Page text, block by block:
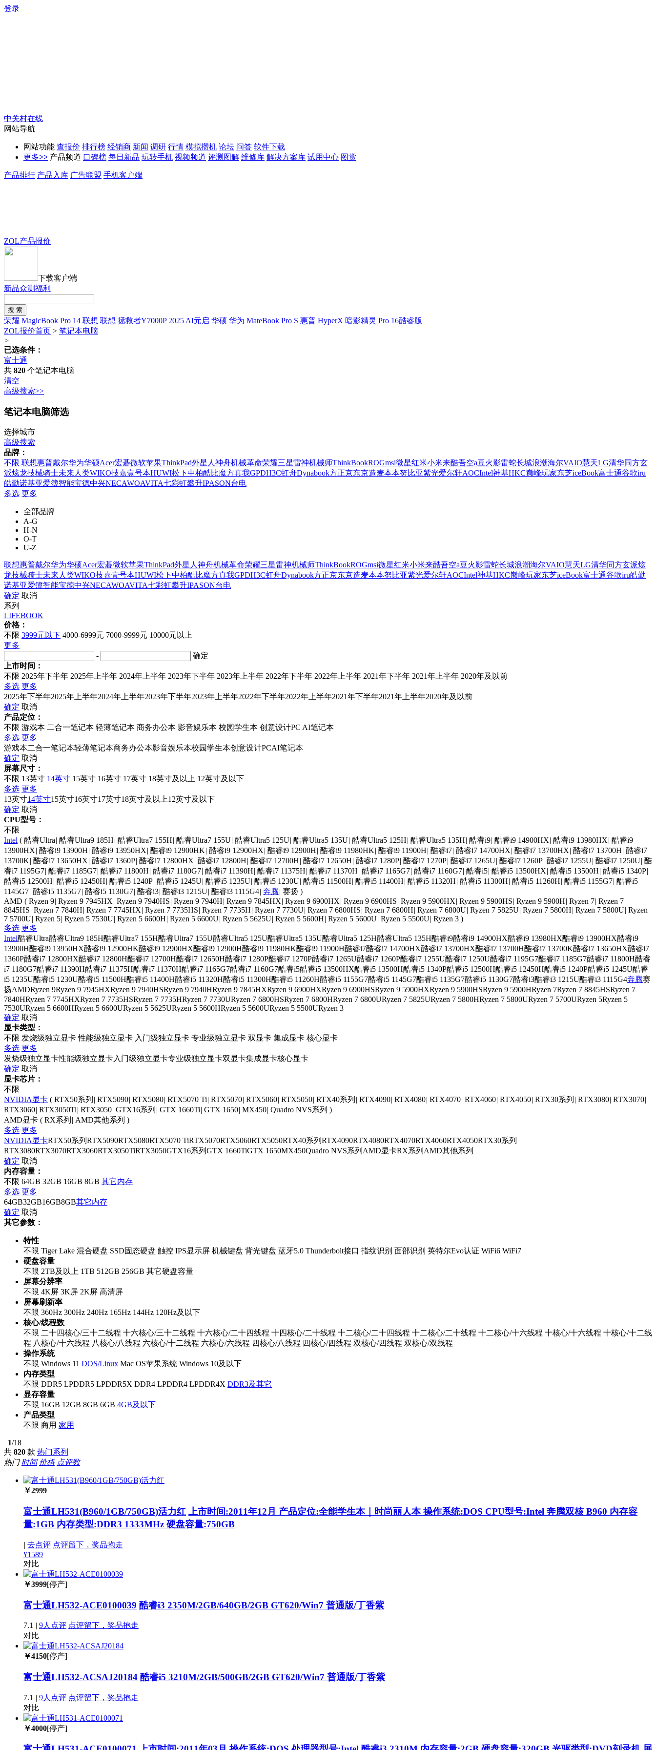
登录
中关村在线
网站导航
网站功能 查报价 排行榜 经销商 新闻 调研 行情 模拟攒机 论坛 问答 软件下载
更多>> 产品频道 口碑榜 每日新品 玩转手机 视频频道 评测图解 维修库 解决方案库 试用中心 图赏
产品排行 产品入库 广告联盟 手机客户端
ZOL产品报价
下载客户端
新品众测福利
荣耀 MagicBook Pro 14 联想 联想 拯救者Y7000P 2025 AI元启 华硕 华为 MateBook Pro S 惠普 HyperX 暗影精灵 Pro 16酷睿版
ZOL报价首页 > 笔记本电脑
>
已选条件：
富士通
共 820 个笔记本电脑
清空
高级搜索>>
笔记本电脑筛选
选择城市
高级搜索
品牌：
不限 联想惠普戴尔华为华硕Acer宏碁微软苹果ThinkPad外星人神舟机械革命荣耀三星雷神机械师ThinkBookROGmsi微星红米小米来酷吾空a豆火影雷蛇长城浪潮海尔VAIO慧天LG清华同方玄
派炫龙技械骑士未来人类WIKO技嘉壹号本HUWI松下中柏酷比魔方真我GPDH3C虹舟Dynabook方正京东京造麦本本努比亚紫光爱尔轩AOCIntel神基HKC巅峰玩家东芝iceBook富士通谷歌iru
皓勤诺基亚爱簿智能宝德中兴NECAWOAVITA七彩虹攀升IPASON台电
多选 更多
全部品牌
A-G
H-N
O-T
U-Z
联想惠普戴尔华为华硕Acer宏碁微软苹果ThinkPad外星人神舟机械革命荣耀三星雷神机械师ThinkBookROGmsi微星红米小米来酷吾空a豆火影雷蛇长城浪潮海尔VAIO慧天LG清华同方玄派炫
龙技械骑士未来人类WIKO技嘉壹号本HUWI松下中柏酷比魔方真我GPDH3C虹舟Dynabook方正京东京造麦本本努比亚紫光爱尔轩AOCIntel神基HKC巅峰玩家东芝iceBook富士通谷歌iru皓勤
诺基亚爱簿智能宝德中兴NECAWOAVITA七彩虹攀升IPASON台电
确定 取消
系列
LIFEBOOK
价格：
不限 3999元以下 4000-6999元 7000-9999元 10000元以上
更多
-
确定
上市时间：
不限 2025年下半年 2025年上半年 2024年上半年 2023年下半年 2023年上半年 2022年下半年 2022年上半年 2021年下半年 2021年上半年 2020年及以前
多选 更多
2025年下半年2025年上半年2024年上半年2023年下半年2023年上半年2022年下半年2022年上半年2021年下半年2021年上半年2020年及以前
确定 取消
产品定位：
不限 游戏本 二合一笔记本 轻薄笔记本 商务办公本 影音娱乐本 校园学生本 创意设计PC AI笔记本
多选 更多
游戏本二合一笔记本轻薄笔记本商务办公本影音娱乐本校园学生本创意设计PCAI笔记本
确定 取消
屏幕尺寸：
不限 13英寸 14英寸 15英寸 16英寸 17英寸 18英寸及以上 12英寸及以下
多选 更多
13英寸14英寸15英寸16英寸17英寸18英寸及以上12英寸及以下
确定 取消
CPU型号：
不限
Intel ( 酷睿Ultra| 酷睿Ultra9 185H| 酷睿Ultra7 155H| 酷睿Ultra7 155U| 酷睿Ultra5 125U| 酷睿Ultra5 135U| 酷睿Ultra5 125H| 酷睿Ultra5 135H| 酷睿i9| 酷睿i9 14900HX| 酷睿i9 13980HX| 酷睿i9
13900HX| 酷睿i9 13900H| 酷睿i9 13950HX| 酷睿i9 12900HK| 酷睿i9 12900HX| 酷睿i9 12900H| 酷睿i9 11980HK| 酷睿i9 11900H| 酷睿i7| 酷睿i7 14700HX| 酷睿i7 13700HX| 酷睿i7 13700H| 酷睿i7
13700K| 酷睿i7 13650HX| 酷睿i7 1360P| 酷睿i7 12800HX| 酷睿i7 12800H| 酷睿i7 12700H| 酷睿i7 12650H| 酷睿i7 1280P| 酷睿i7 1270P| 酷睿i7 1265U| 酷睿i7 1260P| 酷睿i7 1255U| 酷睿i7 1250U| 酷
睿i7 1195G7| 酷睿i7 1185G7| 酷睿i7 11800H| 酷睿i7 1180G7| 酷睿i7 11390H| 酷睿i7 11375H| 酷睿i7 11370H| 酷睿i7 1165G7| 酷睿i7 1160G7| 酷睿i5| 酷睿i5 13500HX| 酷睿i5 13500H| 酷睿i5 1340P|
酷睿i5 12500H| 酷睿i5 12450H| 酷睿i5 1240P| 酷睿i5 1245U| 酷睿i5 1235U| 酷睿i5 1230U| 酷睿i5 11500H| 酷睿i5 11400H| 酷睿i5 11320H| 酷睿i5 11300H| 酷睿i5 11260H| 酷睿i5 1155G7| 酷睿i5
1145G7| 酷睿i5 1135G7| 酷睿i5 1130G7| 酷睿i3| 酷睿i3 1215U| 酷睿i3 1115G4| 奔腾| 赛扬 )
AMD ( Ryzen 9| Ryzen 9 7945HX| Ryzen 9 7940HS| Ryzen 9 7940H| Ryzen 9 7845HX| Ryzen 9 6900HX| Ryzen 9 6900HS| Ryzen 9 5900HX| Ryzen 9 5900HS| Ryzen 9 5900H| Ryzen 7| Ryzen 7
8845HS| Ryzen 7 7840H| Ryzen 7 7745HX| Ryzen 7 7735HS| Ryzen 7 7735H| Ryzen 7 7730U| Ryzen 7 6800HS| Ryzen 7 6800H| Ryzen 7 6800U| Ryzen 7 5825U| Ryzen 7 5800H| Ryzen 7 5800U| Ryzen
7 5700U| Ryzen 5| Ryzen 5 7530U| Ryzen 5 6600H| Ryzen 5 6600U| Ryzen 5 5625U| Ryzen 5 5600H| Ryzen 5 5600U| Ryzen 5 5500U| Ryzen 3 )
多选 更多
Intel酷睿Ultra酷睿Ultra9 185H酷睿Ultra7 155H酷睿Ultra7 155U酷睿Ultra5 125U酷睿Ultra5 135U酷睿Ultra5 125H酷睿Ultra5 135H酷睿i9酷睿i9 14900HX酷睿i9 13980HX酷睿i9 13900HX酷睿i9
13900H酷睿i9 13950HX酷睿i9 12900HK酷睿i9 12900HX酷睿i9 12900H酷睿i9 11980HK酷睿i9 11900H酷睿i7酷睿i7 14700HX酷睿i7 13700HX酷睿i7 13700H酷睿i7 13700K酷睿i7 13650HX酷睿i7
1360P酷睿i7 12800HX酷睿i7 12800H酷睿i7 12700H酷睿i7 12650H酷睿i7 1280P酷睿i7 1270P酷睿i7 1265U酷睿i7 1260P酷睿i7 1255U酷睿i7 1250U酷睿i7 1195G7酷睿i7 1185G7酷睿i7 11800H酷睿
i7 1180G7酷睿i7 11390H酷睿i7 11375H酷睿i7 11370H酷睿i7 1165G7酷睿i7 1160G7酷睿i5酷睿i5 13500HX酷睿i5 13500H酷睿i5 1340P酷睿i5 12500H酷睿i5 12450H酷睿i5 1240P酷睿i5 1245U酷睿
i5 1235U酷睿i5 1230U酷睿i5 11500H酷睿i5 11400H酷睿i5 11320H酷睿i5 11300H酷睿i5 11260H酷睿i5 1155G7酷睿i5 1145G7酷睿i5 1135G7酷睿i5 1130G7酷睿i3酷睿i3 1215U酷睿i3 1115G4奔腾赛
扬AMDRyzen 9Ryzen 9 7945HXRyzen 9 7940HSRyzen 9 7940HRyzen 9 7845HXRyzen 9 6900HXRyzen 9 6900HSRyzen 9 5900HXRyzen 9 5900HSRyzen 9 5900HRyzen 7Ryzen 7 8845HSRyzen 7
7840HRyzen 7 7745HXRyzen 7 7735HSRyzen 7 7735HRyzen 7 7730URyzen 7 6800HSRyzen 7 6800HRyzen 7 6800URyzen 7 5825URyzen 7 5800HRyzen 7 5800URyzen 7 5700URyzen 5Ryzen 5
7530URyzen 5 6600HRyzen 5 6600URyzen 5 5625URyzen 5 5600HRyzen 5 5600URyzen 5 5500URyzen 3
确定 取消
显卡类型：
不限 发烧级独立显卡 性能级独立显卡 入门级独立显卡 专业级独立显卡 双显卡 集成显卡 核心显卡
多选 更多
发烧级独立显卡性能级独立显卡入门级独立显卡专业级独立显卡双显卡集成显卡核心显卡
确定 取消
显卡芯片：
不限
NVIDIA显卡 ( RTX50系列 | RTX5090| RTX5080| RTX5070 Ti| RTX5070| RTX5060| RTX5050| RTX40系列 | RTX4090| RTX4080| RTX4070| RTX4060| RTX4050| RTX30系列 | RTX3080| RTX3070|
RTX3060| RTX3050Ti| RTX3050| GTX16系列 | GTX 1660Ti| GTX 1650| MX450| Quadro NVS系列 )
AMD显卡 ( RX系列 | AMD其他系列 )
多选 更多
NVIDIA显卡RTX50系列 RTX5090RTX5080RTX5070 TiRTX5070RTX5060RTX5050RTX40系列 RTX4090RTX4080RTX4070RTX4060RTX4050RTX30系列
RTX3080RTX3070RTX3060RTX3050TiRTX3050GTX16系列 GTX 1660TiGTX 1650MX450Quadro NVS系列 AMD显卡RX系列 AMD其他系列
确定 取消
内存容量：
不限 64GB 32GB 16GB 8GB 其它内存
多选 更多
64GB32GB16GB8GB其它内存
确定 取消
其它参数：
特性
不限 Tiger Lake 混合硬盘 SSD固态硬盘 触控 IPS显示屏 机械键盘 背光键盘 蓝牙5.0 Thunderbolt接口 指纹识别 面部识别 英特尔Evo认证 WiFi6 WiFi7
硬盘容量
不限 2TB及以上 1TB 512GB 256GB 其它硬盘容量
屏幕分辨率
不限 4K屏 3K屏 2K屏 高清屏
屏幕刷新率
不限 360Hz 300Hz 240Hz 165Hz 144Hz 120Hz及以下
核心/线程数
不限 二十四核心/三十二线程 十六核心/三十二线程 十六核心/二十四线程 十四核心/二十线程 十二核心/二十四线程 十二核心/二十线程 十二核心/十六线程 十核心/十六线程 十核心/十二线
程 八核心/十六线程 八核心/八线程 六核心/十二线程 六核心/六线程 四核心/八线程 四核心/四线程 双核心/四线程 双核心/双线程
操作系统
不限 Windows 11 DOS/Linux Mac OS苹果系统 Windows 10及以下
内存类型
不限 DDR5 LPDDR5 LPDDR5X DDR4 LPDDR4 LPDDR4X DDR3及其它
显存容量
不限 16GB 12GB 8GB 6GB 4GB及以下
产品类型
不限 商用 家用
1/18
共 820 款 热门系列
热门 时间 价格 点评数
￥2999
富士通LH531(B960/1GB/750GB)活力红 上市时间:2011年12月 产品定位:全能学生本｜时尚丽人本 操作系统:DOS CPU型号:Intel 奔腾双核 B960 内存容
量:1GB 内存类型:DDR3 1333MHz 硬盘容量:750GB
| 去点评 点评留下，奖品抱走
¥1589
对比
￥3999[停产]
富士通LH532-ACE0100039 酷睿i3 2350M/2GB/640GB/2GB GT620/Win7 普通版/丁香紫
7.1 | 9人点评 点评留下，奖品抱走
对比
￥4150[停产]
富士通LH532-ACSAJ20184 酷睿i5 3210M/2GB/500GB/2GB GT620/Win7 普通版/丁香紫
7.1 | 9人点评 点评留下，奖品抱走
对比
￥4000[停产]